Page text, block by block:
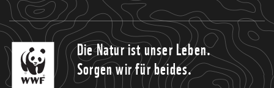
Die Natur ist unser Leben.
Sorgen wir für beides.